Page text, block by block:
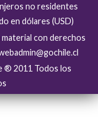
no residentes
en dólares (USD)
con derechos
® 2011 Todos los